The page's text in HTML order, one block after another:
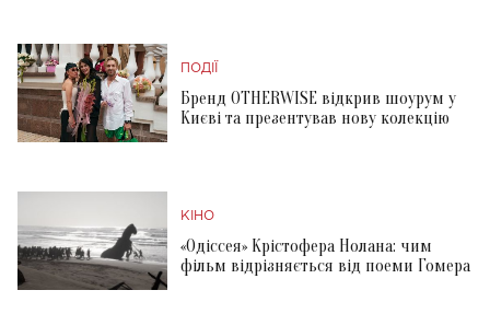
ПОДІЇ
Бренд OTHERWISE відкрив шоурум у
Києві та презентував нову колекцію
КІНО
«Одіссея» Крістофера Нолана: чим
фільм відрізняється від поеми Гомера